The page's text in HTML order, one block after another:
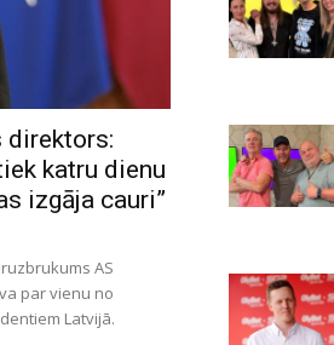
direktors:
katru dienu
izgāja cauri”
AS
par vienu no
Latvijā.